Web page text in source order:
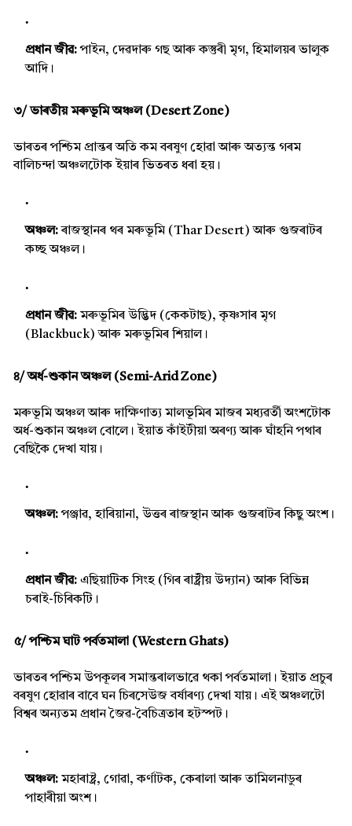
প্ৰধান জীৱ:পাইন, দেৱদাৰু গছ আৰু কস্তুৰী মৃগ, হিমালয়ৰ ভালুক
আদি।
৩/ ভাৰতীয় মৰুভূমি অঞ্চল (Desert Zone)
ভাৰতৰ পশ্চিম প্ৰান্তৰ অতি কম বৰষুণ হোৱা আৰু অত্যন্ত গৰম
বালিচন্দা অঞ্চলটোক ইয়াৰ ভিতৰত ধৰা হয়।
অঞ্চল:ৰাজস্থানৰ থৰ মৰুভূমি (Thar Desert) আৰু গুজৰাটৰ
কচ্ছ অঞ্চল।
প্ৰধান জীৱ: মৰুভূমিৰ উদ্ভিদ (কেকটাছ), কৃষ্ণসাৰ মৃগ
(Blackbuck) আৰু মৰুভূমিৰ শিয়াল।
৪/ অৰ্ধ-শুকান অঞ্চল (Semi-Arid Zone)
মৰুভূমি অঞ্চল আৰু দাক্ষিণাত্য মালভূমিৰ মাজৰ মধ্যৱৰ্তী অংশটোক
অৰ্ধ-শুকান অঞ্চল বোলে। ইয়াত কাঁইটীয়া অৰণ্য আৰু ঘাঁহনি পথাৰ
বেছিকৈ দেখা যায়।
অঞ্চল:পঞ্জাৱ, হাৰিয়ানা, উত্তৰ ৰাজস্থান আৰু গুজৰাটৰ কিছু অংশ।
প্ৰধান জীৱ: এছিয়াটিক সিংহ (গিৰ ৰাষ্ট্ৰীয় উদ্যান) আৰু বিভিন্ন
চৰাই-চিৰিকটি।
৫/ পশ্চিম ঘাট পৰ্বতমালা (Western Ghats)
ভাৰতৰ পশ্চিম উপকূলৰ সমান্তৰালভাৱে থকা পৰ্বতমালা। ইয়াত প্ৰচুৰ
বৰষুণ হোৱাৰ বাবে ঘন চিৰসেউজ বৰ্ষাৰণ্য দেখা যায়। এই অঞ্চলটো
বিশ্বৰ অন্যতম প্ৰধান জৈৱ-বৈচিত্ৰতাৰ হটস্পট।
অঞ্চল: মহাৰাষ্ট্ৰ, গোৱা, কৰ্ণাটক, কেৰালা আৰু তামিলনাডুৰ
পাহাৰীয়া অংশ।